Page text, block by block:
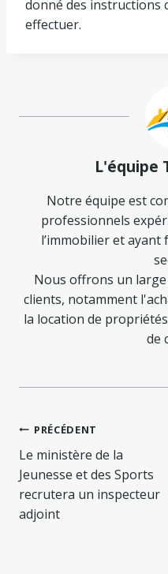
donné des instructions
effectuer.
L'équipe
Notre équipe est
professionnels
l’immobilier et
Nous offrons un large
clients, notamment
la location de
de
de
l’article
PRÉCÉDENT
Le ministère de la
Jeunesse et des Sports
recrutera un inspecteur
adjoint